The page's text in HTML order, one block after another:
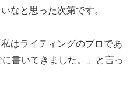
なと思った次第です。
はライティングのプロであ
書いてきました。」と言っ